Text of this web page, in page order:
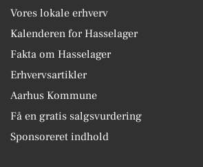
Vores lokale erhverv
Kalenderen for Hasselager
Fakta om Hasselager
Erhvervsartikler
Aarhus Kommune
Få en gratis salgsvurdering
Sponsoreret indhold